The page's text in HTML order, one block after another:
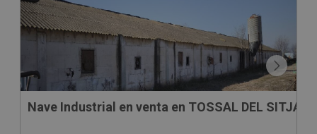
Nave Industrial en venta en TOSSAL DEL SITJA,